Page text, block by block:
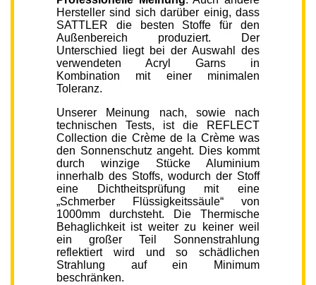
Hersteller sind sich darüber einig, dass
SATTLER die besten Stoffe für den
Außenbereich produziert. Der
Unterschied liegt bei der Auswahl des
verwendeten Acryl Garns in
Kombination mit einer minimalen
Toleranz.
Unserer Meinung nach, sowie nach
technischen Tests, ist die REFLECT
Collection die Crème de la Crème was
den Sonnenschutz angeht. Dies kommt
durch winzige Stücke Aluminium
innerhalb des Stoffs, wodurch der Stoff
eine Dichtheitsprüfung mit eine
„Schmerber Flüssigkeitssäule“ von
1000mm durchsteht. Die Thermische
Behaglichkeit ist weiter zu keiner weil
ein großer Teil Sonnenstrahlung
reflektiert wird und so schädlichen
Strahlung auf ein Minimum
beschränken.